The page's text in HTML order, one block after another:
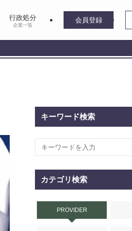
行政処分
企業一覧
会員登録
キーワード検索
カテゴリ検索
PROVIDER